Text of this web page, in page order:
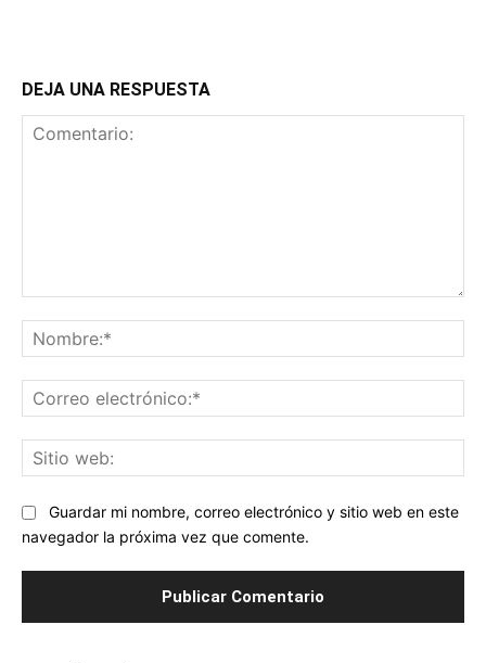
DEJA UNA RESPUESTA
Guardar mi nombre, correo electrónico y sitio web en este
navegador la próxima vez que comente.